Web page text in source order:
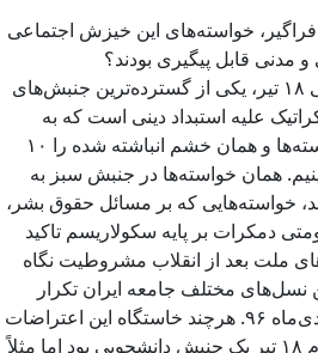
خواسته‌های این خیزش اجتماعی
مدنی قابل پیگیری بودند؟
به نظر من، خیزش دانشجویی ۱۸ تیر، یکی از گسترده‌ترین جنبش‌های
علیه استبداد دینی است که به
صورت گسترده‌تر همان خواسته‌ها و همان خشم انباشته شده را ۱۰
همان خواسته‌ها در جنبش سبز به
خواسته‌هایی که بر مسائل حقوق بشر،
دمکرات بر پایه سکولاریسم تاکید
ملت بعد از انقلاب مشروطیت نگاه
نسل‌های مختلف جامعه ایران تکرار
شده. همچنین در اعتراضات دی‌ماه ۹۶. هرچند خاستگاه این اعتراضات
با یکدیگر متفاوت هستند، قیام ۱۸ تیر یک جنبش دانشجویی بود اما مثلاً